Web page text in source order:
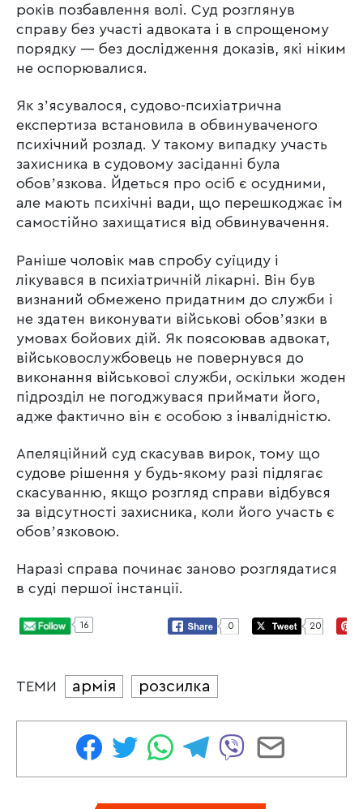
років позбавлення волі. Суд розглянув
справу без участі адвоката і в спрощеному
порядку — без дослідження доказів, які ніким
не оспорювалися.
Як зʼясувалося, судово-психіатрична
експертиза встановила в обвинуваченого
психічний розлад. У такому випадку участь
захисника в судовому засіданні була
обовʼязкова. Йдеться про осіб є осудними,
але мають психічні вади, що перешкоджає їм
самостійно захищатися від обвинувачення.
Раніше чоловік мав спробу суїциду і
лікувався в психіатричній лікарні. Він був
визнаний обмежено придатним до служби і
не здатен виконувати військові обовʼязки в
умовах бойових дій. Як поясоював адвокат,
військовослужбовець не повернувся до
виконання військової служби, оскільки жоден
підрозділ не погоджувася приймати його,
адже фактично він є особою з інвалідністю.
Апеляційний суд скасував вирок, тому що
судове рішення у будь-якому разі підлягає
скасуванню, якщо розгляд справи відбувся
за відсутності захисника, коли його участь є
обовʼязковою.
Наразі справа починає заново розглядатися
в суді першої інстанції.
16 0 20
ТЕМИ армія розсилка